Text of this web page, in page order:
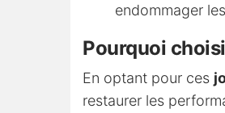
endommager
Pourquoi
En optant pour ces
restaurer les